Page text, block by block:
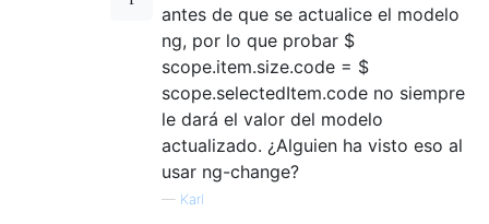
antes de que se actualice el modelo
ng, por lo que probar $
scope.item.size.code = $
scope.selectedItem.code no siempre
le dará el valor del modelo
actualizado. ¿Alguien ha visto eso al
usar ng-change?
— Karl